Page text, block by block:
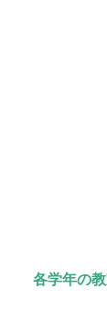
各学年の